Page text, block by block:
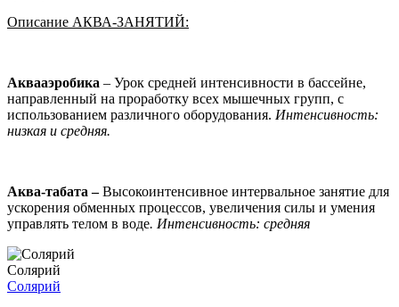
Описание АКВА-ЗАНЯТИЙ:
Аквааэробика – Урок средней интенсивности в бассейне,
направленный на проработку всех мышечных групп, с
использованием различного оборудования. Интенсивность:
низкая и средняя.
Aква-табата –Высокоинтенсивное интервальное занятие для
ускорения обменных процессов, увеличения силы и умения
управлять телом в воде. Интенсивность: средняя
Солярий
Солярий